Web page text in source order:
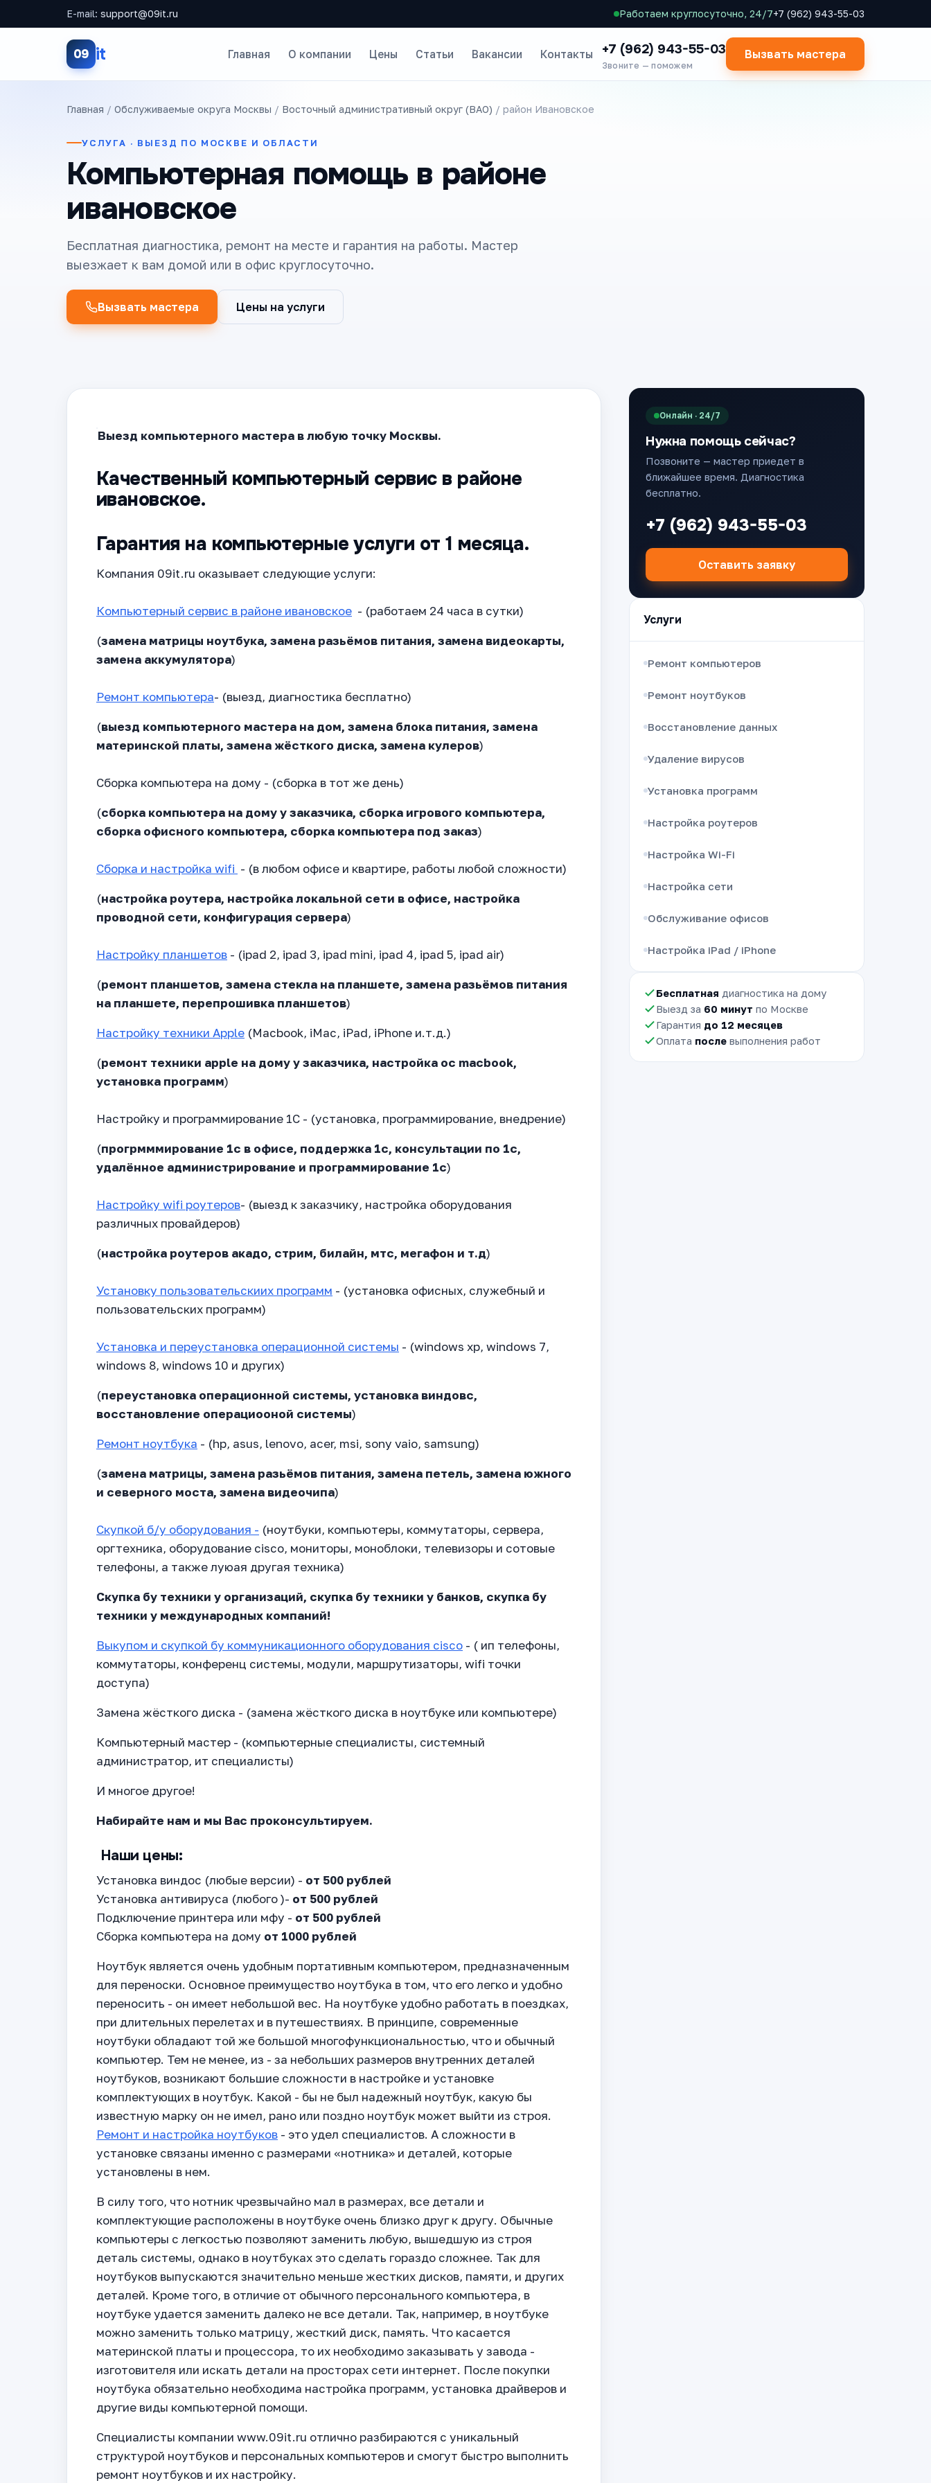
E-mail: support@09it.ru Работаем круглосуточно, 24/7+7 (962) 943-55-03
09 it Главная О компании Цены Статьи Вакансии Контакты +7 (962) 943-55-03
Звоните — поможем
Вызвать мастера
Главная / Обслуживаемые округа Москвы / Восточный административный округ (ВАО) / район Ивановское
УСЛУГА · ВЫЕЗД ПО МОСКВЕ И ОБЛАСТИ
Компьютерная помощь в районе
ивановское
Бесплатная диагностика, ремонт на месте и гарантия на работы. Мастер
выезжает к вам домой или в офис круглосуточно.
Вызвать мастера Цены на услуги
Выезд компьютерного мастера в любую точку Москвы.
Качественный компьютерный сервис в районе
ивановское.
Гарантия на компьютерные услуги от 1 месяца.
Компания 09it.ru оказывает следующие услуги:
Компьютерный сервис в районе ивановское - (работаем 24 часа в сутки)
(замена матрицы ноутбука, замена разьёмов питания, замена видеокарты,
замена аккумулятора)
Ремонт компьютера- (выезд, диагностика бесплатно)
(выезд компьютерного мастера на дом, замена блока питания, замена
материнской платы, замена жёсткого диска, замена кулеров)
Сборка компьютера на дому - (сборка в тот же день)
(сборка компьютера на дому у заказчика, сборка игрового компьютера,
сборка офисного компьютера, сборка компьютера под заказ)
Сборка и настройка wifi - (в любом офисе и квартире, работы любой сложности)
(настройка роутера, настройка локальной сети в офисе, настройка
проводной сети, конфигурация сервера)
Настройку планшетов - (ipad 2, ipad 3, ipad mini, ipad 4, ipad 5, ipad air)
(ремонт планшетов, замена стекла на планшете, замена разьёмов питания
на планшете, перепрошивка планшетов)
Настройку техники Apple (Macbook, iMac, iPad, iPhone и.т.д.)
(ремонт техники apple на дому у заказчика, настройка ос macbook,
установка программ)
Настройку и программирование 1С - (установка, программирование, внедрение)
(прогрмммирование 1с в офисе, поддержка 1с, консультации по 1с,
удалённое администрирование и программирование 1с)
Настройку wifi роутеров- (выезд к заказчику, настройка оборудования
различных провайдеров)
(настройка роутеров акадо, стрим, билайн, мтс, мегафон и т.д)
Установку пользовательскиих программ - (установка офисных, служебный и
пользовательских программ)
Установка и переустановка операционной системы - (windows xp, windows 7,
windows 8, windows 10 и других)
(переустановка операционной системы, установка виндовс,
восстановление операциооной системы)
Ремонт ноутбука - (hp, asus, lenovo, acer, msi, sony vaio, samsung)
(замена матрицы, замена разьёмов питания, замена петель, замена южного
и северного моста, замена видеочипа)
Скупкой б/у оборудования - (ноутбуки, компьютеры, коммутаторы, сервера,
оргтехника, оборудование cisco, мониторы, моноблоки, телевизоры и сотовые
телефоны, а также луюая другая техника)
Cкупка бу техники у организаций, скупка бу техники у банков, скупка бу
техники у международных компаний!
Выкупом и скупкой бу коммуникационного оборудования cisco - ( ип телефоны,
коммутаторы, конференц системы, модули, маршрутизаторы, wifi точки
доступа)
Замена жёсткого диска - (замена жёсткого диска в ноутбуке или компьютере)
Компьютерный мастер - (компьютерные специалисты, системный
администратор, ит специалисты)
И многое другое!
Набирайте нам и мы Вас проконсультируем.
Наши цены:
Установка виндос (любые версии) - от 500 рублей
Установка антивируса (любого )- от 500 рублей
Подключение принтера или мфу - от 500 рублей
Сборка компьютера на дому от 1000 рублей
Ноутбук является очень удобным портативным компьютером, предназначенным
для переноски. Основное преимущество ноутбука в том, что его легко и удобно
переносить - он имеет небольшой вес. На ноутбуке удобно работать в поездках,
при длительных перелетах и в путешествиях. В принципе, современные
ноутбуки обладают той же большой многофункциональностью, что и обычный
компьютер. Тем не менее, из - за небольших размеров внутренних деталей
ноутбуков, возникают большие сложности в настройке и установке
комплектующих в ноутбук. Какой - бы не был надежный ноутбук, какую бы
известную марку он не имел, рано или поздно ноутбук может выйти из строя.
Ремонт и настройка ноутбуков - это удел специалистов. А сложности в
установке связаны именно с размерами «нотника» и деталей, которые
установлены в нем.
В силу того, что нотник чрезвычайно мал в размерах, все детали и
комплектующие расположены в ноутбуке очень близко друг к другу. Обычные
компьютеры с легкостью позволяют заменить любую, вышедшую из строя
деталь системы, однако в ноутбуках это сделать гораздо сложнее. Так для
ноутбуков выпускаются значительно меньше жестких дисков, памяти, и других
деталей. Кроме того, в отличие от обычного персонального компьютера, в
ноутбуке удается заменить далеко не все детали. Так, например, в ноутбуке
можно заменить только матрицу, жесткий диск, память. Что касается
материнской платы и процессора, то их необходимо заказывать у завода -
изготовителя или искать детали на просторах сети интернет. После покупки
ноутбука обязательно необходима настройка программ, установка драйверов и
другие виды компьютерной помощи.
Специалисты компании www.09it.ru отлично разбираются с уникальный
структурой ноутбуков и персональных компьютеров и смогут быстро выполнить
ремонт ноутбуков и их настройку.
Онлайн · 24/7
Нужна помощь сейчас?
Позвоните — мастер приедет в
ближайшее время. Диагностика
бесплатно.
+7 (962) 943-55-03
Оставить заявку
Услуги
Ремонт компьютеров
Ремонт ноутбуков
Восстановление данных
Удаление вирусов
Установка программ
Настройка роутеров
Настройка Wi-Fi
Настройка сети
Обслуживание офисов
Настройка iPad / iPhone
Бесплатная диагностика на дому
Выезд за 60 минут по Москве
Гарантия до 12 месяцев
Оплата после выполнения работ